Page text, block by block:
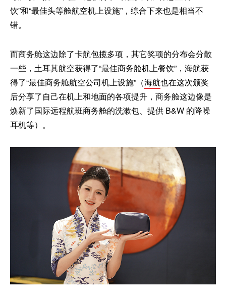
饮”和“最佳头等舱航空机上设施”，综合下来也是相当不
错。
而商务舱这边除了卡航包揽多项，其它奖项的分布会分散
一些，土耳其航空获得了“最佳商务舱机上餐饮”，海航获
得了“最佳商务舱航空公司机上设施”（海航也在这次颁奖
后分享了自己在机上和地面的各项提升，商务舱这边像是
焕新了国际远程航班商务舱的洗漱包、提供 B&W 的降噪
耳机等）。